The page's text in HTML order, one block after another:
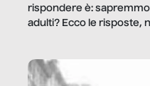
rispondere è:
adulti? Ecco le risposte,